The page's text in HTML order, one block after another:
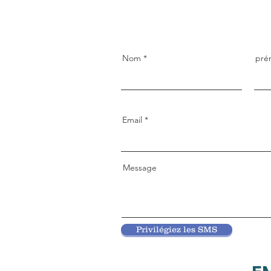
Nom
Email
Message
Privilégiez les SMS